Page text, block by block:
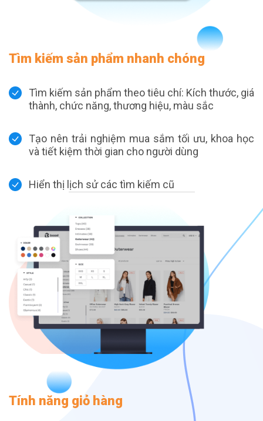
Tìm kiếm sản phẩm nhanh chóng
Tìm kiếm sản phẩm theo tiêu chí: Kích thước, giá
thành, chức năng, thương hiệu, màu sắc
Tạo nên trải nghiệm mua sắm tối ưu, khoa học
và tiết kiệm thời gian cho người dùng
Hiển thị lịch sử các tìm kiếm cũ
Tính năng giỏ hàng